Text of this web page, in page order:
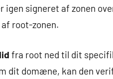
igen signeret af zonen
root-zonen.
fra root ned til dit
dit domæne, kan den